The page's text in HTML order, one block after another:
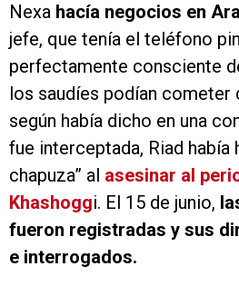
Nexa hacía negocios en
jefe, que tenía el teléfono
perfectamente consciente
los saudíes podían cometer
según había dicho en una
fue interceptada, Riad había
chapuza” al asesinar al
Khashoggi. El 15 de junio,
fueron registradas y sus
e interrogados.